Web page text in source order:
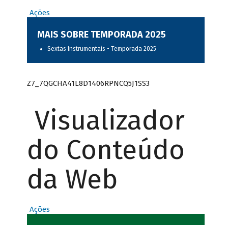
Ações
MAIS SOBRE TEMPORADA 2025
Sextas Instrumentais - Temporada 2025
Z7_7QGCHA41L8D1406RPNCQ5J1SS3
Visualizador
do Conteúdo
da Web
Ações